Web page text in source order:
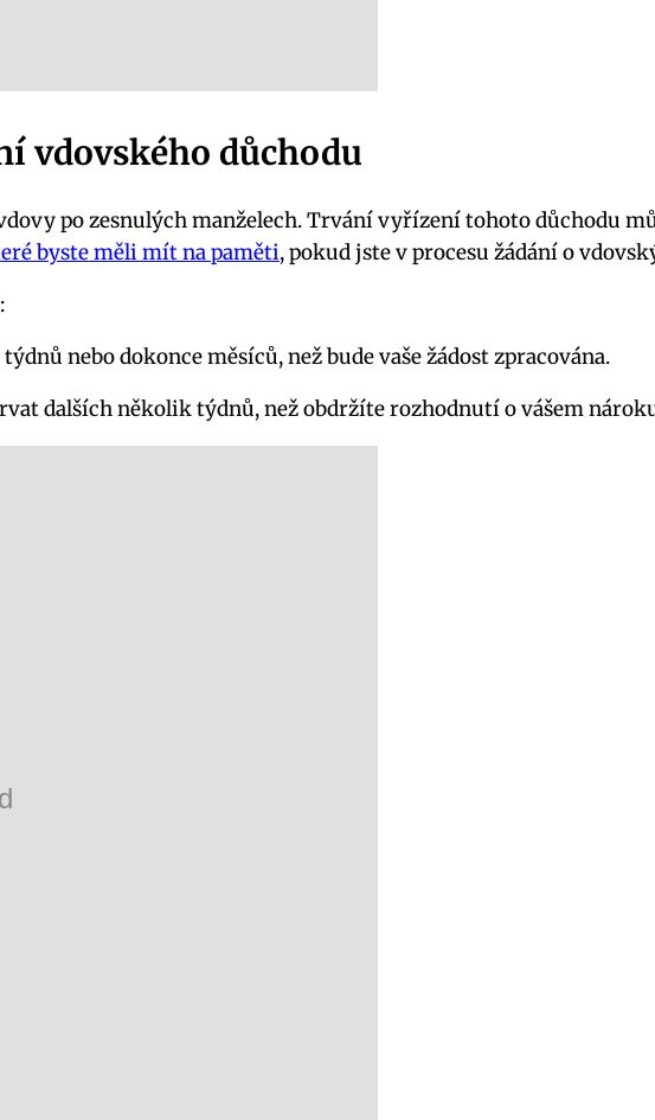
vdovského důchodu
po zesnulých manželech. Trvání vyřízení tohoto důchodu
byste měli mít na paměti, pokud jste v procesu žádání o
nebo dokonce měsíců, než bude vaše žádost zpracována.
dalších několik týdnů, než obdržíte rozhodnutí o vášem